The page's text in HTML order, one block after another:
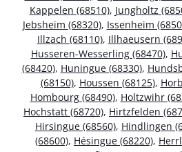
Kappelen (68510), Jungholtz
Jebsheim (68320), Issenheim
Illzach (68110), Illhaeusern
Husseren-Wesserling (68470),
(68420), Huningue (68330),
(68150), Houssen (68125),
Hombourg (68490), Holtzwihr
Hochstatt (68720), Hirtzfelden
Hirsingue (68560), Hindlingen
(68600), Hésingue (68220),